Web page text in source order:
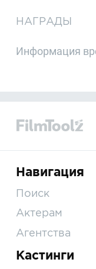
НАГРАДЫ
Информация
Навигация
Поиск
Актерам
Агентства
Кастинги